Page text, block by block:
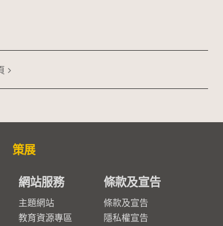
策展
網站服務
主題網站
教育資源專區
條款及宣告
條款及宣告
隱私權宣告